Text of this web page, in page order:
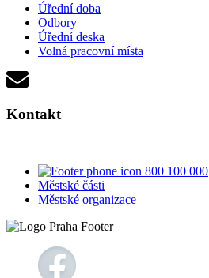
Úřední doba
Odbory
Úřední deska
Volná pracovní místa
Kontakt
800 100 000
Městské části
Městské organizace